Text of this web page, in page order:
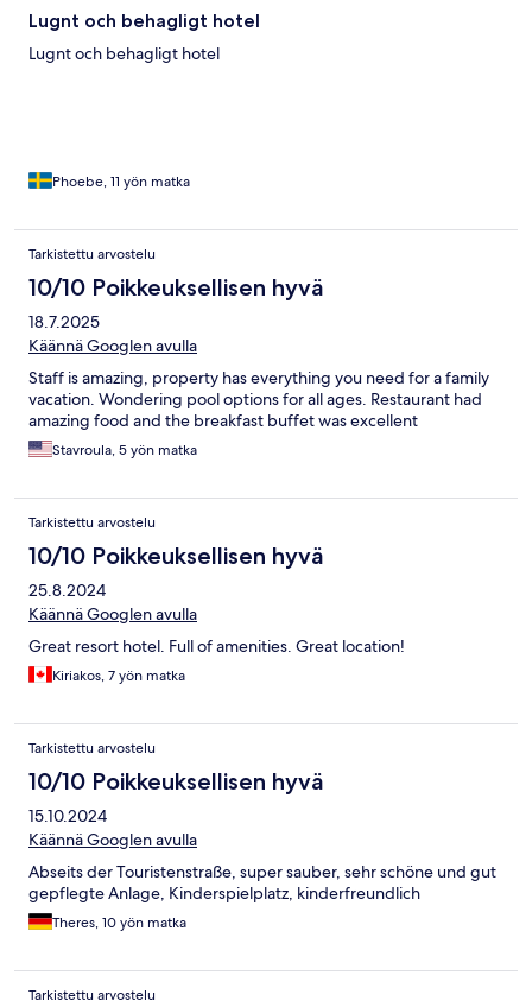
Lugnt och behagligt hotel
Lugnt och behagligt hotel
Phoebe, 11 yön matka
Tarkistettu arvostelu
10/10 Poikkeuksellisen hyvä
18.7.2025
Käännä Googlen avulla
Staff is amazing, property has everything you need for a family
vacation. Wondering pool options for all ages. Restaurant had
amazing food and the breakfast buffet was excellent
Stavroula, 5 yön matka
Tarkistettu arvostelu
10/10 Poikkeuksellisen hyvä
25.8.2024
Käännä Googlen avulla
Great resort hotel. Full of amenities. Great location!
Kiriakos, 7 yön matka
Tarkistettu arvostelu
10/10 Poikkeuksellisen hyvä
15.10.2024
Käännä Googlen avulla
Abseits der Touristenstraße, super sauber, sehr schöne und gut
gepflegte Anlage, Kinderspielplatz, kinderfreundlich
Theres, 10 yön matka
Tarkistettu arvostelu